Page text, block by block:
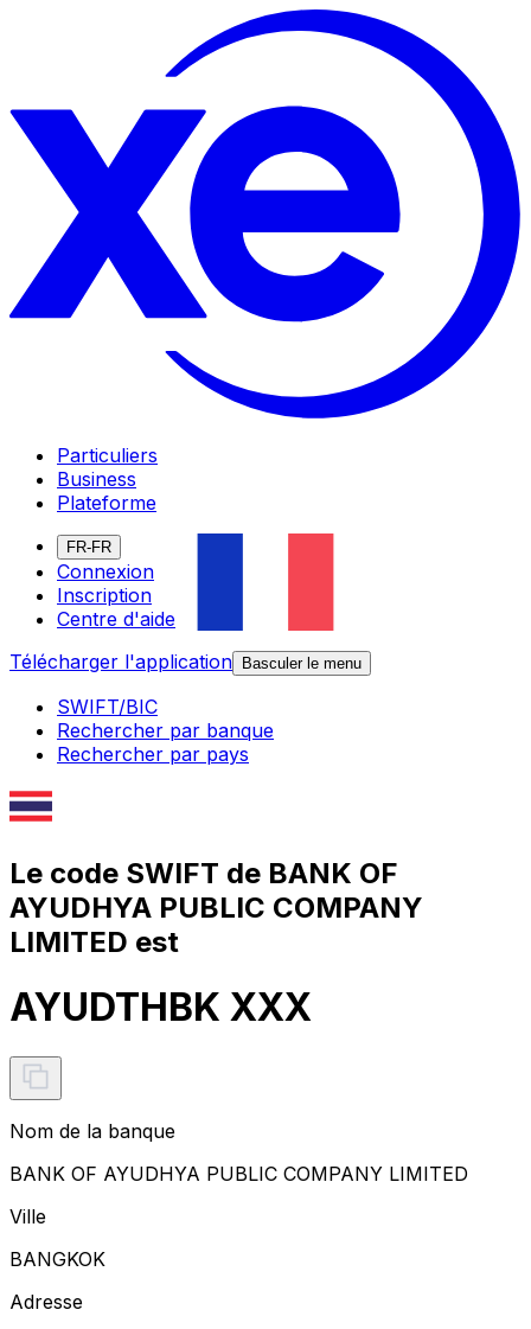
Particuliers
Business
Plateforme
FR-FR
Connexion
Inscription
Centre d'aide
Télécharger l'application
Basculer le menu
SWIFT/BIC
Rechercher par banque
Rechercher par pays
Le code SWIFT de BANK OF
AYUDHYA PUBLIC COMPANY
LIMITED est
AYUDTHBK XXX
Nom de la banque
BANK OF AYUDHYA PUBLIC COMPANY LIMITED
Ville
BANGKOK
Adresse